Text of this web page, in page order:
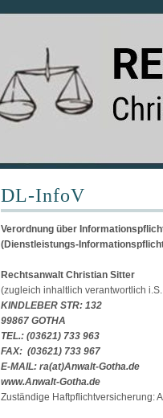
DL-InfoV
Verordnung über
(Dienstleistungs-
Rechtsanwalt Christian Sitter
(zugleich inhaltlich verantwortlich
KINDLEBER STR: 132
99867 GOTHA
TEL.: (03621) 733 963
FAX: (03621) 733 967
E-MAIL: ra(at)Anwalt-Gotha.de
www.Anwalt-Gotha.de
Zuständige Haftpflichtversicherung: